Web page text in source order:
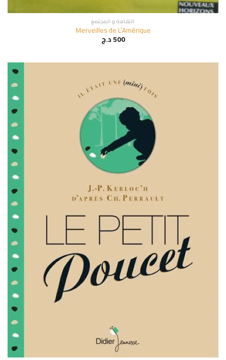
الثقافة و المجتمع
Merveilles de L’Amérique
500د.ج